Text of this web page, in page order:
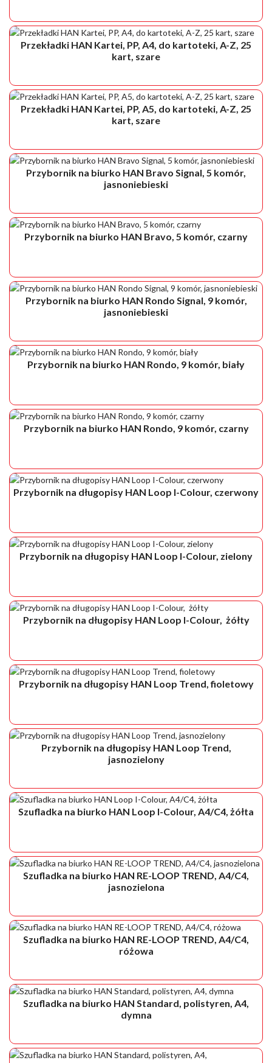
Przekładki HAN Kartei, PP, A4, do kartoteki, A-Z, 25
kart, szare
Przekładki HAN Kartei, PP, A5, do kartoteki, A-Z, 25
kart, szare
Przybornik na biurko HAN Bravo Signal, 5 komór,
jasnoniebieski
Przybornik na biurko HAN Bravo, 5 komór, czarny
Przybornik na biurko HAN Rondo Signal, 9 komór,
jasnoniebieski
Przybornik na biurko HAN Rondo, 9 komór, biały
Przybornik na biurko HAN Rondo, 9 komór, czarny
Przybornik na długopisy HAN Loop I-Colour, czerwony
Przybornik na długopisy HAN Loop I-Colour, zielony
Przybornik na długopisy HAN Loop I-Colour, żółty
Przybornik na długopisy HAN Loop Trend, fioletowy
Przybornik na długopisy HAN Loop Trend,
jasnozielony
Szufladka na biurko HAN Loop I-Colour, A4/C4, żółta
Szufladka na biurko HAN RE-LOOP TREND, A4/C4,
jasnozielona
Szufladka na biurko HAN RE-LOOP TREND, A4/C4,
różowa
Szufladka na biurko HAN Standard, polistyren, A4,
dymna